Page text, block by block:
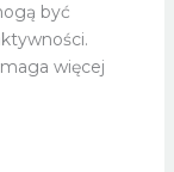
być
więcej